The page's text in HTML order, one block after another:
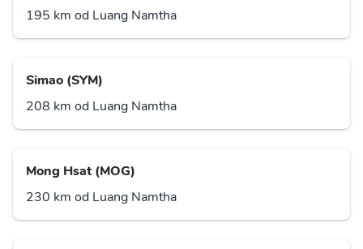
195 km od Luang Namtha
Simao (SYM)
208 km od Luang Namtha
Mong Hsat (MOG)
230 km od Luang Namtha